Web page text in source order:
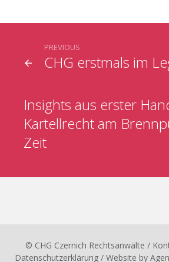
CHG erstmals im
PREVIOUS
Insights aus erster
Kartellrecht am
Zeit
© CHG Czernich Rechtsanwälte /
Datenschutzerklärung / Website by